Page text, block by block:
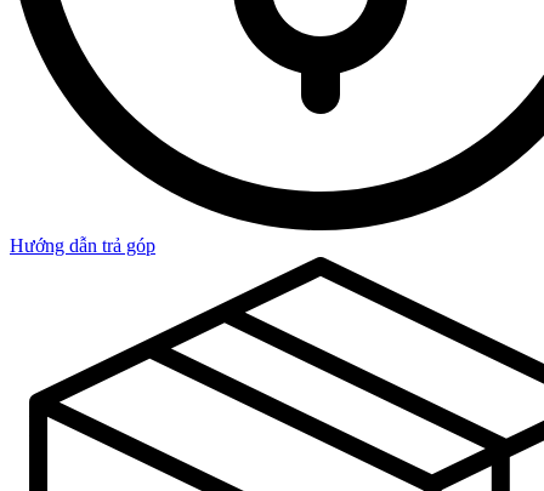
Hướng dẫn trả góp